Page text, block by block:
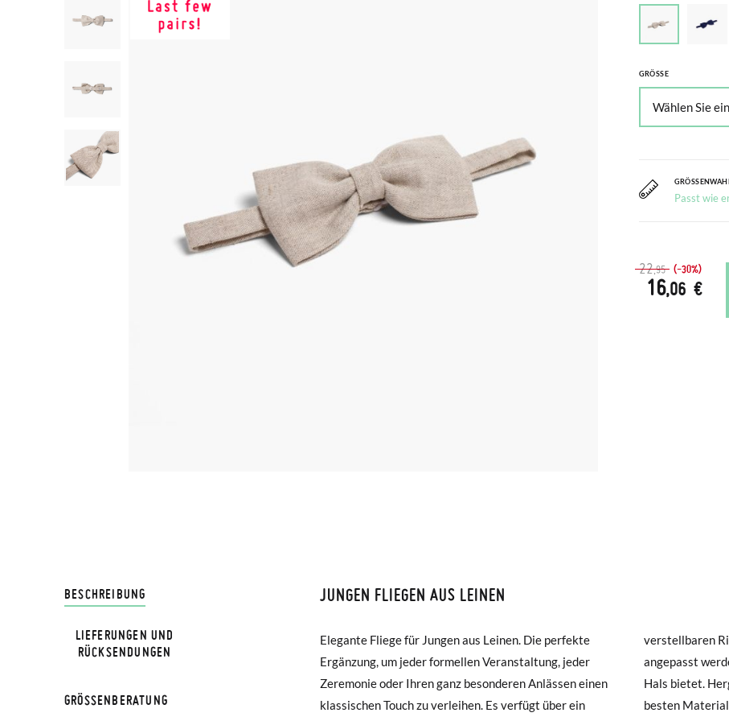
GRÖSSE
Passt wie
22,95 (-30%)
16,06 €
BESCHREIBUNG JUNGEN FLIEGEN AUS LEINEN
Elegante Fliege für Jungen aus Leinen. Die perfekte
Ergänzung, um jeder formellen Veranstaltung, jeder
Zeremonie oder Ihren ganz besonderen Anlässen einen
klassischen Touch zu verleihen. Es verfügt über ein
verstellbaren Riemen, mit dem der Durchmesser
angepasst werden kann und eine perfekte Passform am
Hals bietet. Hergestellt zu 100% in Spanien mit den
besten
LIEFERUNGEN UND
RÜCKSENDUNGEN
LIVRAISON ET RETOURS
Bei Pisamonas ist die Lieferung ab 40 € kostenlos. Für Bestellungen unter 40
Lieferung per Kurier dauert 4 bis 6 Werktage. Bitte beachten Sie, dass die
werden muss, da sie andernfalls erst am darauffolgenden Tag zugestellt wird.
GRÖSSENBERATUNG